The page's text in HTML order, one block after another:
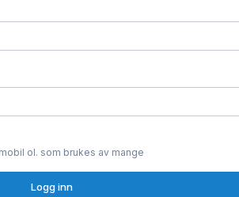
ol. som brukes av mange
Logg inn